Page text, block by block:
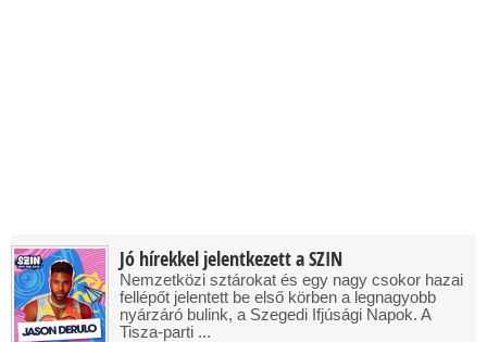
Jó hírekkel jelentkezett a SZIN
Nemzetközi sztárokat és egy nagy csokor hazai
fellépőt jelentett be első körben a legnagyobb
nyárzáró bulink, a Szegedi Ifjúsági Napok. A
Tisza-parti ...